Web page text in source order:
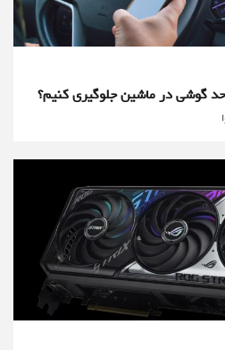
گوشی در ماشین جلوگیری کنیم؟